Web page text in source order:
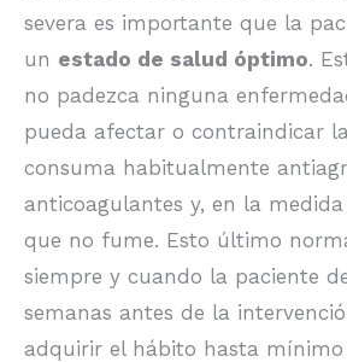
severa es importante que la
un estado de salud óptimo.
no padezca ninguna
pueda afectar o contraindicar
consuma habitualmente
anticoagulantes y, en la
que no fume. Esto último
siempre y cuando la paciente
semanas antes de la
adquirir el hábito hasta mínimo